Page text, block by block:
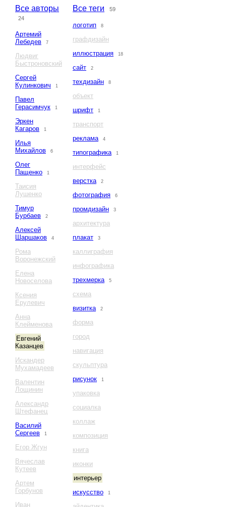
Все авторы
24
Артемий
Лебедев
7
Людвиг
Быстроновский
Сергей
Кулинкович
1
Павел
Герасимчук
1
Эркен
Кагаров
1
Илья
Михайлов
6
Олег
Пащенко
1
Таисия
Лушенко
Тимур
Бурбаев
2
Алексей
Шаршаков
4
Рома
Воронежский
Елена
Новоселова
Ксения
Ерулевич
Анна
Клейменова
Евгений
Казанцев
Искандер
Мухамадеев
Валентин
Лощинин
Александр
Штефанец
Василий
Сергеев
1
Егор Жгун
Вячеслав
Кутеев
Артем
Горбунов
Иван
Все теги 59
логотип 8
графдизайн
иллюстрация
18
сайт 2
техдизайн 8
объект
шрифт
1
транспорт
реклама
4
типографика 1
интерфейс
верстка
2
фотография 6
промдизайн 3
архитектура
плакат
3
каллиграфия
инфографика
трехмерка
5
схема
визитка
2
форма
город
навигация
скульптура
рисунок
1
упаковка
социалка
коллаж
композиция
книга
иконки
интерьер
искусство
1